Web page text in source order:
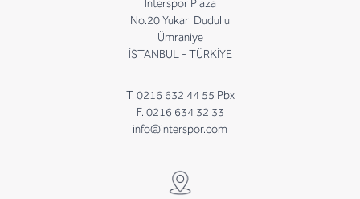
Interspor Plaza
No.20 Yukarı Dudullu
Ümraniye
İSTANBUL - TÜRKİYE
T. 0216 632 44 55 Pbx
F. 0216 634 32 33
info@interspor.com